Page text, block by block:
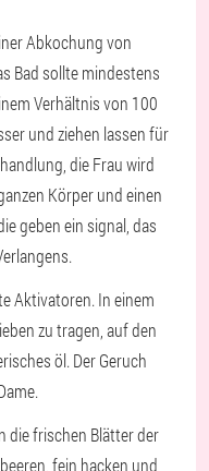
Abkochung von
Bad sollte mindestens
Verhältnis von 100
und ziehen lassen für
die Frau wird
Körper und einen
geben ein signal, das
Aktivatoren. In einem
zu tragen, auf den
öl. Der Geruch
die frischen Blätter der
fein hacken und